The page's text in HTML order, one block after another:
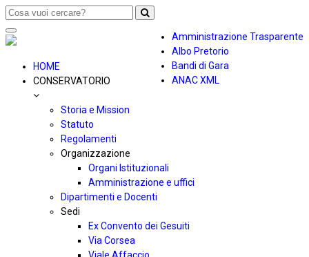
Amministrazione Trasparente
Albo Pretorio
Bandi di Gara
ANAC XML
Toggle
navigation
HOME
CONSERVATORIO
Storia e Mission
Statuto
Regolamenti
Organizzazione
Organi Istituzionali
Amministrazione e uffici
Dipartimenti e Docenti
Sedi
Ex Convento dei Gesuiti
Via Corsea